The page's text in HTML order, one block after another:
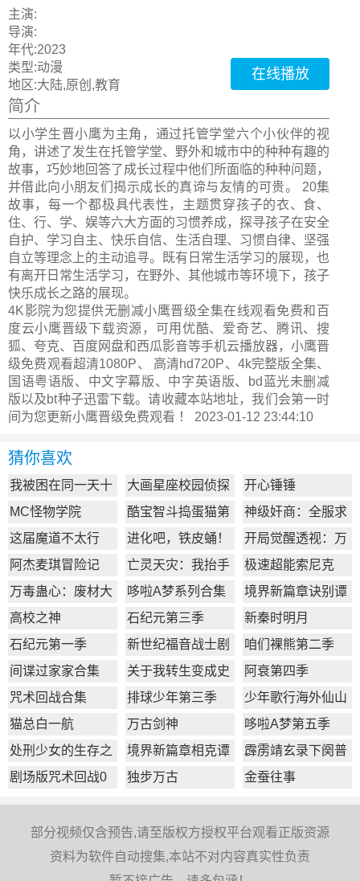
主演:
导演:
年代:2023
类型:动漫
地区:大陆,原创,教育
在线播放
简介
以小学生晋小鹰为主角，通过托管学堂六个小伙伴的视
角，讲述了发生在托管学堂、野外和城市中的种种有趣的
故事，巧妙地回答了成长过程中他们所面临的种种问题，
并借此向小朋友们揭示成长的真谛与友情的可贵。 20集
故事，每一个都极具代表性，主题贯穿孩子的衣、食、
住、行、学、娱等六大方面的习惯养成，探寻孩子在安全
自护、学习自主、快乐自信、生活自理、习惯自律、坚强
自立等理念上的主动追寻。既有日常生活学习的展现，也
有离开日常生活学习，在野外、其他城市等环境下，孩子
快乐成长之路的展现。
4K影院为您提供无删减小鹰晋级全集在线观看免费和百
度云小鹰晋级下载资源，可用优酷、爱奇艺、腾讯、搜
狐、夸克、百度网盘和西瓜影音等手机云播放器，小鹰晋
级免费观看超清1080P、 高清hd720P、4k完整版全集、
国语粤语版、中文字幕版、中字英语版、bd蓝光未删减
版以及bt种子迅雷下载。请收藏本站地址，我们会第一时
间为您更新小鹰晋级免费观看 ！ 2023-01-12 23:44:10
猜你喜欢
我被困在同一天十
万年
大画星座校园侦探
第2季
开心锤锤
MC怪物学院
酷宝智斗捣蛋猫第
1季
神级奸商：全服求
我别薅了
这届魔道不太行 进化吧，铁皮蛹！
开局觉醒透视：万
物皆透,我即无敌
阿杰麦琪冒险记
亡灵天灾：我抬手
百万骨海
极速超能索尼克
万毒蛊心：废材大
小姐杀疯了
哆啦A梦系列合集
境界新篇章诀别谭
篇
高校之神 石纪元第三季
新秦时明月
石纪元第一季
新世纪福音战士剧
场版：Q
咱们裸熊第二季
间谍过家家合集
​关于我转生变成史
莱姆这档事第一季
阿衰第四季
咒术回战合集
排球少年第三季
少年歌行海外仙山
篇
猫总白一航 万古剑神
哆啦A梦第五季
处刑少女的生存之
道
境界新篇章相克谭
篇
霹雳靖玄录下阕普
通话版
剧场版咒术回战0 独步万古 金蚕往事
部分视频仅含预告,请至版权方授权平台观看正版资源
资料为软件自动搜集,本站不对内容真实性负责